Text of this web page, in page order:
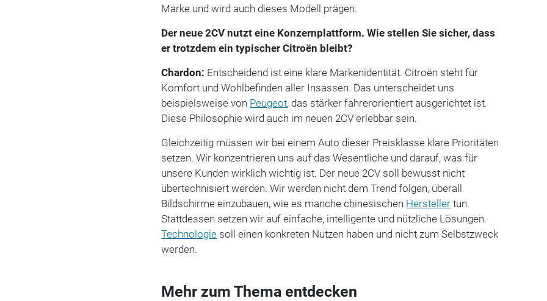
Marke und wird auch dieses Modell prägen.
Der neue 2CV nutzt eine Konzernplattform. Wie stellen Sie sicher, dass
er trotzdem ein typischer Citroën bleibt?
Chardon: Entscheidend ist eine klare Markenidentität. Citroën steht für
Komfort und Wohlbefinden aller Insassen. Das unterscheidet uns
beispielsweise von Peugeot, das stärker fahrerorientiert ausgerichtet ist.
Diese Philosophie wird auch im neuen 2CV erlebbar sein.
Gleichzeitig müssen wir bei einem Auto dieser Preisklasse klare Prioritäten
setzen. Wir konzentrieren uns auf das Wesentliche und darauf, was für
unsere Kunden wirklich wichtig ist. Der neue 2CV soll bewusst nicht
übertechnisiert werden. Wir werden nicht dem Trend folgen, überall
Bildschirme einzubauen, wie es manche chinesischen Hersteller tun.
Stattdessen setzen wir auf einfache, intelligente und nützliche Lösungen.
Technologie soll einen konkreten Nutzen haben und nicht zum Selbstzweck
werden.
Mehr zum Thema entdecken